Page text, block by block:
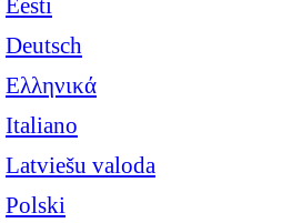
Eesti
Deutsch
Ελληνικά
Italiano
Latviešu valoda
Polski